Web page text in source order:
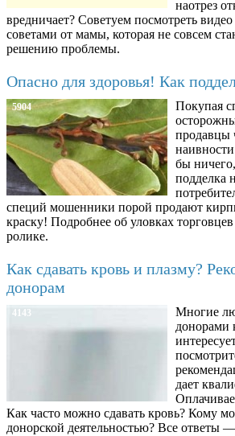
наотрез
вредничает? Советуем посмотреть
советами от мамы, которая не совсем
решению проблемы.
Опасно для здоровья! Как
5904
Покупая
продавцы
бы
подделка
специй мошенники порой продают
краску! Подробнее об уловках
ролике.
Как сдавать кровь и плазму?
донорам
4143
Многие
донорами
дает
Как часто можно сдавать кровь? Кому
донорской деятельностью? Все ответы —